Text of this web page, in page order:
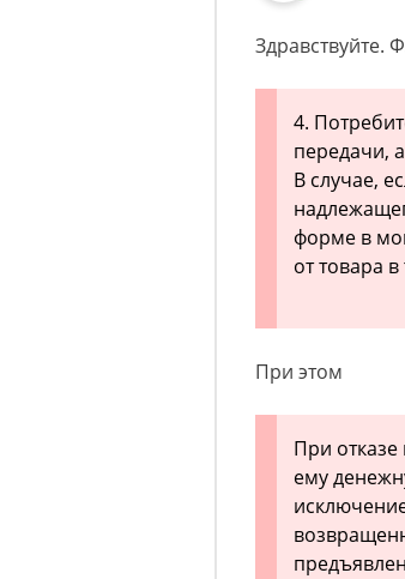
Здравствуйте.
4.
передачи,
В случае,
форме в
от товара
При этом
При отказе
ему